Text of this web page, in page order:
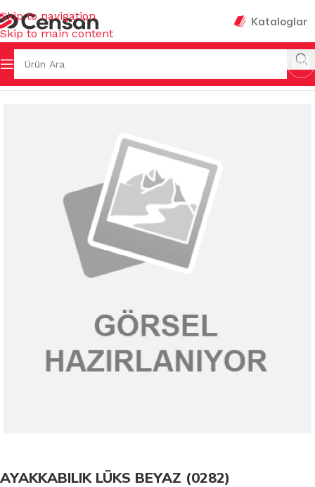
Skip to navigation
Skip to main content
Kataloglar
Ana Sayfa
AYAKKABILIK LÜKS BEYAZ (0282)